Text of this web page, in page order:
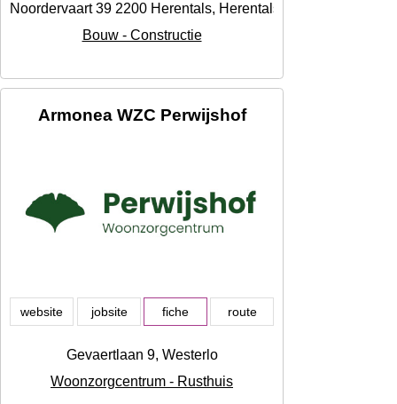
Noordervaart 39 2200 Herentals, Herentals
Bouw - Constructie
Armonea WZC Perwijshof
website jobsite fiche route
Gevaertlaan 9, Westerlo
Woonzorgcentrum - Rusthuis